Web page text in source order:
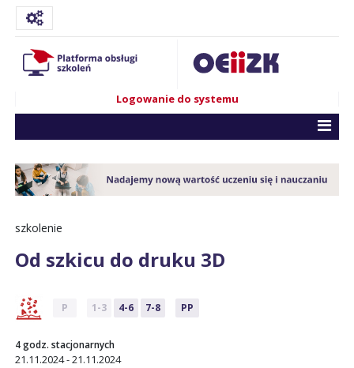
Logowanie do systemu
szkolenie
Od szkicu do druku 3D
P 1-3 4-6 7-8 PP
4 godz. stacjonarnych
21.11.2024 - 21.11.2024